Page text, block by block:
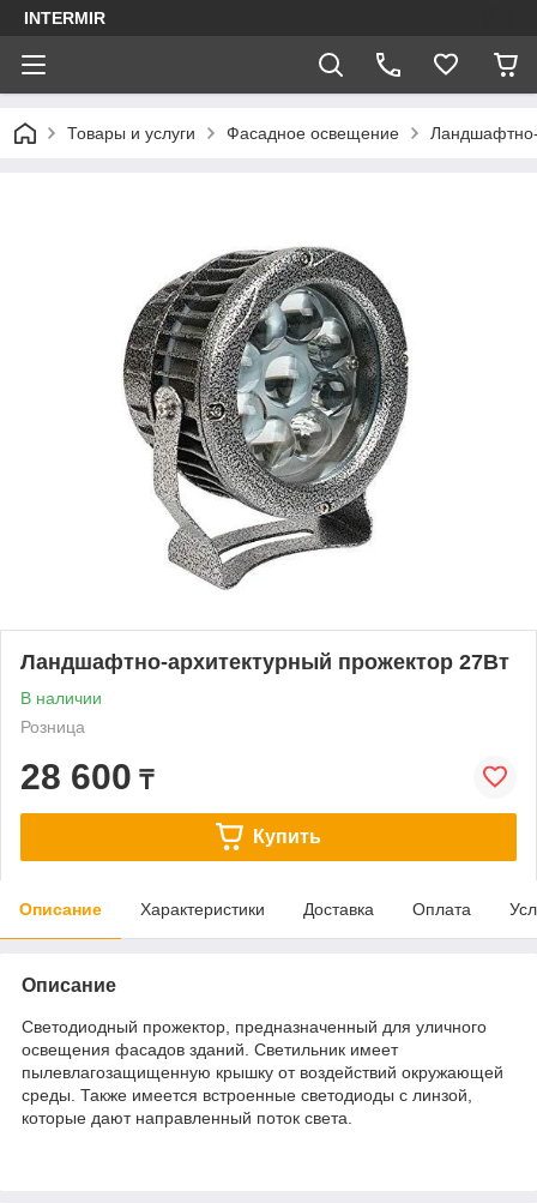
INTERMIR
Товары и услуги Фасадное освещение Ландшафтно-
Ландшафтно-архитектурный прожектор 27Вт
В наличии
Розница
28 600 ₸
Купить
Описание Характеристики Доставка Оплата
Описание
Светодиодный прожектор, предназначенный для уличного
освещения фасадов зданий. Светильник имеет
пылевлагозащищенную крышку от воздействий окружающей
среды. Также имеется встроенные светодиоды с линзой,
которые дают направленный поток света.